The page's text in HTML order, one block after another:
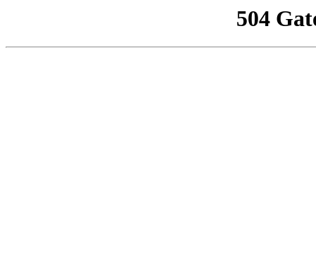
504